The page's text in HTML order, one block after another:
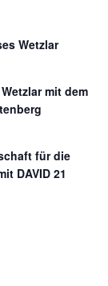
Wetzlar
mit dem
für die
DAVID 21